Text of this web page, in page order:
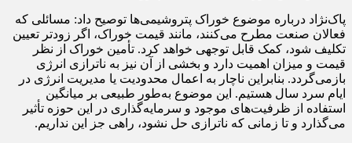
پاک‌نژاد درباره موضوع خوراک پتروشیمی‌ها توصیح داد: مسائلی که
فعالان صنعت مطرح می‌کنند، مانند قیمت خوراک، اگر زودتر تعیین
تکلیف شود، کمک قابل توجهی خواهد کرد. تأمین خوراک از نظر
قیمت و میزان اهمیت دارد و بخشی از آن نیز به ناترازی انرژی
بازمی‌گردد. بنابراین ناچار به اعمال محدودیت یا مدیریت انرژی در
ایام سرد سال هستیم. این موضوع به‌طور طبیعی بر میانگین
استفاده از ظرفیت‌های موجود و سرمایه‌گذاری در این حوزه تأثیر
می‌گذارد و تا زمانی که ناترازی حل نشود، راهی جز این نداریم.